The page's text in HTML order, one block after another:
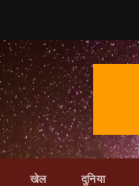
खेल दुनिया